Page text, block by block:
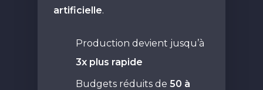
artificielle.
Production devient jusqu’à
3x plus rapide
Budgets réduits de 50 à